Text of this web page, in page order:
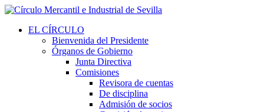
EL CÍRCULO
Bienvenida del Presidente
Órganos de Gobierno
Junta Directiva
Comisiones
Revisora de cuentas
De disciplina
Admisión de socios